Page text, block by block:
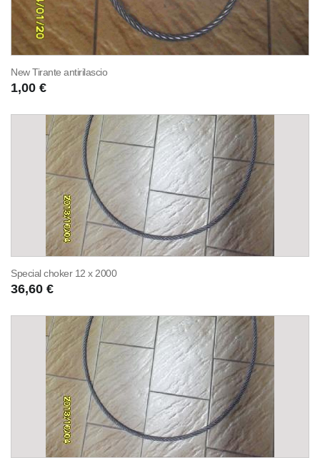
New Tirante antirilascio
1,00 €
Special choker 12 x 2000
36,60 €